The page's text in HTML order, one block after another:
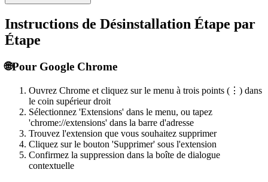
Instructions de Désinstallation Étape par
Étape
🌐Pour Google Chrome
Ouvrez Chrome et cliquez sur le menu à trois points (⋮) dans
le coin supérieur droit
Sélectionnez 'Extensions' dans le menu, ou tapez
'chrome://extensions' dans la barre d'adresse
Trouvez l'extension que vous souhaitez supprimer
Cliquez sur le bouton 'Supprimer' sous l'extension
Confirmez la suppression dans la boîte de dialogue
contextuelle